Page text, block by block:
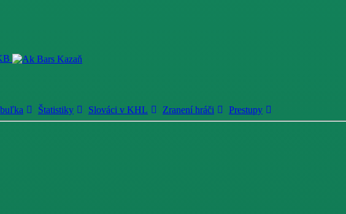
Štatistiky Slováci v KHL Zranení hráči Prestupy